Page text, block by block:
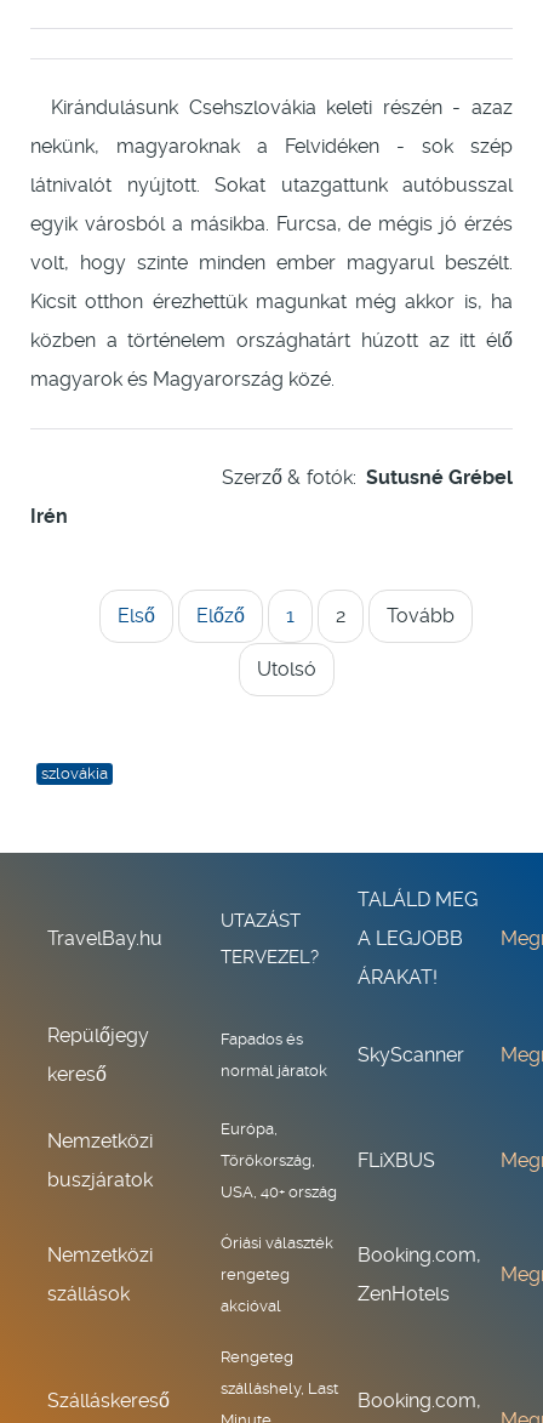
Kirándulásunk Csehszlovákia keleti részén - azaz
nekünk, magyaroknak a Felvidéken - sok szép
látnivalót nyújtott. Sokat utazgattunk autóbusszal
egyik városból a másikba. Furcsa, de mégis jó érzés
volt, hogy szinte minden ember magyarul beszélt.
Kicsit otthon érezhettük magunkat még akkor is, ha
közben a történelem országhatárt húzott az itt élő
magyarok és Magyarország közé.
Szerző & fotók: Sutusné Grébel
Irén
Első Előző 1 2 Tovább
Utolsó
szlovákia
TravelBay.hu
UTAZÁST
TERVEZEL?
TALÁLD MEG
A LEGJOBB
ÁRAKAT!
Repülőjegy
kereső
Fapados és
normál járatok
SkyScanner
Nemzetközi
buszjáratok
Európa,
Törökország,
USA, 40+ ország
FLiXBUS
Nemzetközi
szállások
Óriási választék
rengeteg
akcióval
Booking.com,
ZenHotels
Szálláskereső
Rengeteg
szálláshely, Last
Booking.com,